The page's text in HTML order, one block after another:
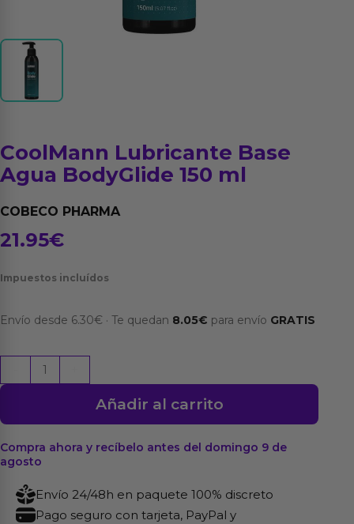
CoolMann Lubricante Base
Agua BodyGlide 150 ml
COBECO PHARMA
21.95€
Impuestos incluídos
Envío desde 6.30€ · Te quedan 8.05€ para envío GRATIS
CoolMann
Lubricante
Agua
BodyGlide
150
cantidad
Añadir al carrito
Compra ahora y recíbelo antes del domingo 9 de
agosto
Envío 24/48h en paquete 100% discreto
Pago seguro con tarjeta, PayPal y